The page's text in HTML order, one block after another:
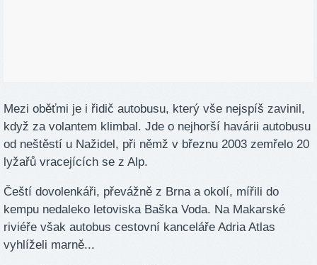
Mezi oběťmi je i řidič autobusu, který vše nejspíš zavinil,
když za volantem klimbal. Jde o nejhorší havárii autobusu
od neštěstí u Nažidel, při němž v březnu 2003 zemřelo 20
lyžařů vracejících se z Alp.
Čeští dovolenkáři, převážně z Brna a okolí, mířili do
kempu nedaleko letoviska Baška Voda. Na Makarské
riviéře však autobus cestovní kanceláře Adria Atlas
vyhlíželi marně...